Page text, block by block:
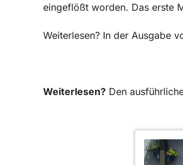
eingeflößt worden. Das erste
Weiterlesen? In der Ausgabe
Weiterlesen? Den